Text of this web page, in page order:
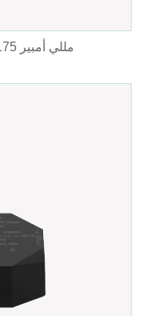
مشغل قاد دائري PF0.95 175 مللي أمبير